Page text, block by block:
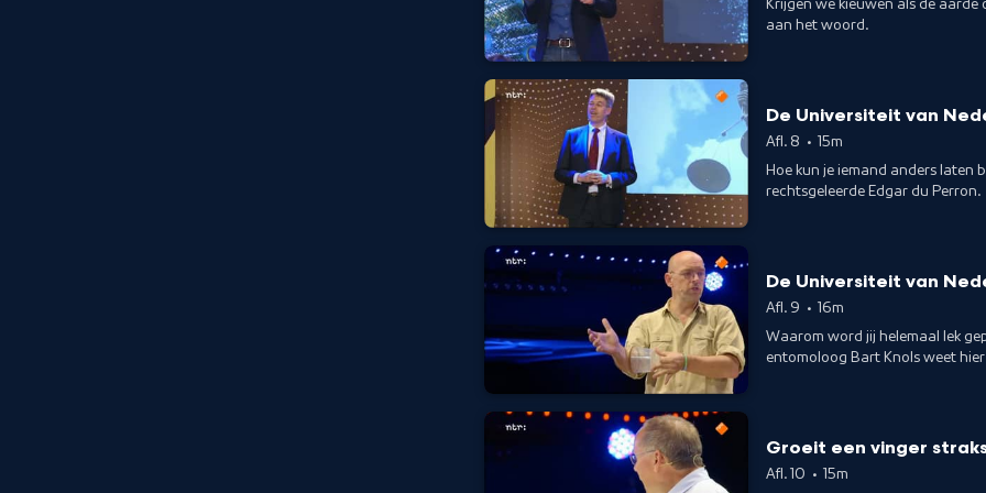
Krijgen we kieuwen als de
aan het woord.
De Universiteit van
Afl. 8 • 15m
Hoe kun je iemand anders laten
rechtsgeleerde Edgar du Perron.
De Universiteit van
Afl. 9 • 16m
Waarom word jij helemaal lek
entomoloog Bart Knols weet hier
Groeit een vinger
Afl. 10 • 15m